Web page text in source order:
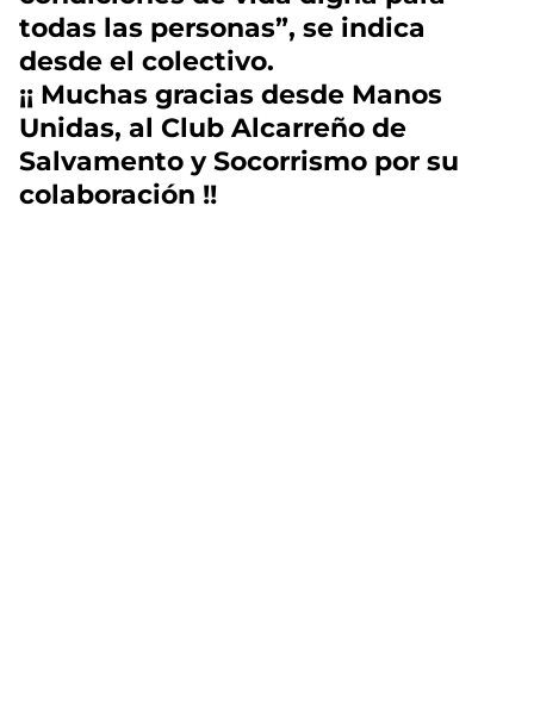
todas las personas”, se indica
desde el colectivo.
¡¡ Muchas gracias desde Manos
Unidas, al Club Alcarreño de
Salvamento y Socorrismo por su
colaboración !!